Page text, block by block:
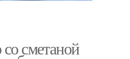
со сметаной